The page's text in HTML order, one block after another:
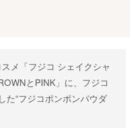
メ「フジコ シェイクシャ
とPINK」に、フジコ
た“フジコポンポンパウダ